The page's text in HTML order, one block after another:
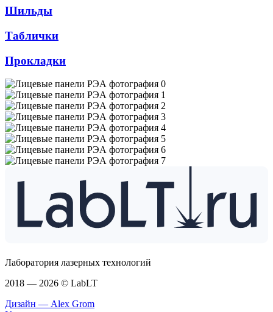
Шильды
Таблички
Прокладки
Лаборатория лазерных технологий
2018 — 2026 © LabLT
Дизайн — Alex Grom